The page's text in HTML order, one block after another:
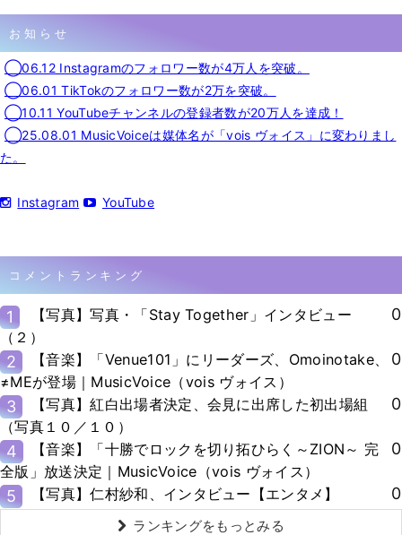
お知らせ
◯06.12 Instagramのフォロワー数が4万人を突破。
◯06.01 TikTokのフォロワー数が2万を突破。
◯10.11 YouTubeチャンネルの登録者数が20万人を達成！
◯25.08.01 MusicVoiceは媒体名が「vois ヴォイス」に変わりまし
た。
Instagram YouTube
コメントランキング
1
【写真】写真・「Stay Together」インタビュー
（２）
0
2
【音楽】「Venue101」にリーダーズ、Omoinotake、
≠MEが登場｜MusicVoice（vois ヴォイス）
0
3
【写真】紅白出場者決定、会見に出席した初出場組
（写真１０／１０）
0
4
【音楽】「十勝でロックを切り拓ひらく～ZION～ 完
全版」放送決定｜MusicVoice（vois ヴォイス）
0
5 【写真】仁村紗和、インタビュー【エンタメ】 0
ランキングをもっとみる